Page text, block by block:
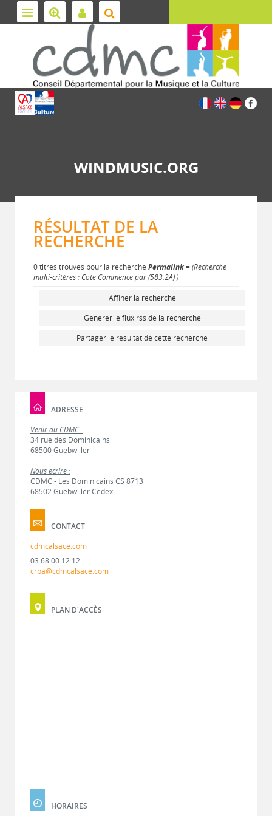
WINDMUSIC.ORG
RÉSULTAT DE LA
RECHERCHE
0 titres trouvés pour la recherche Permalink= (Recherche
multi-critères : Cote Commence par (583.2A) )
Affiner la recherche
Générer le flux rss de la recherche
Partager le résultat de cette recherche
ADRESSE
Venir au CDMC :
34 rue des Dominicains
68500 Guebwiller
Nous écrire :
CDMC - Les Dominicains CS 8713
68502 Guebwiller Cedex
CONTACT
cdmcalsace.com
03 68 00 12 12
crpa@cdmcalsace.com
PLAN D'ACCÈS
HORAIRES